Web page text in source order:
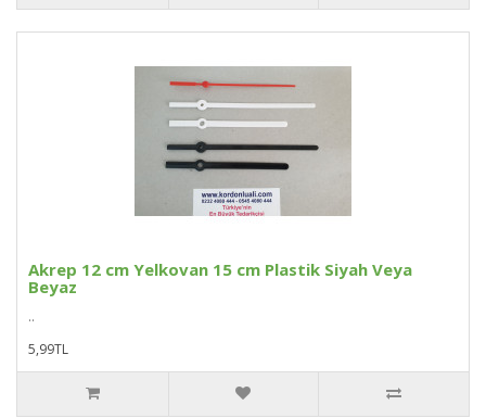
Akrep 12 cm Yelkovan 15 cm Plastik Siyah Veya
Beyaz
..
5,99TL